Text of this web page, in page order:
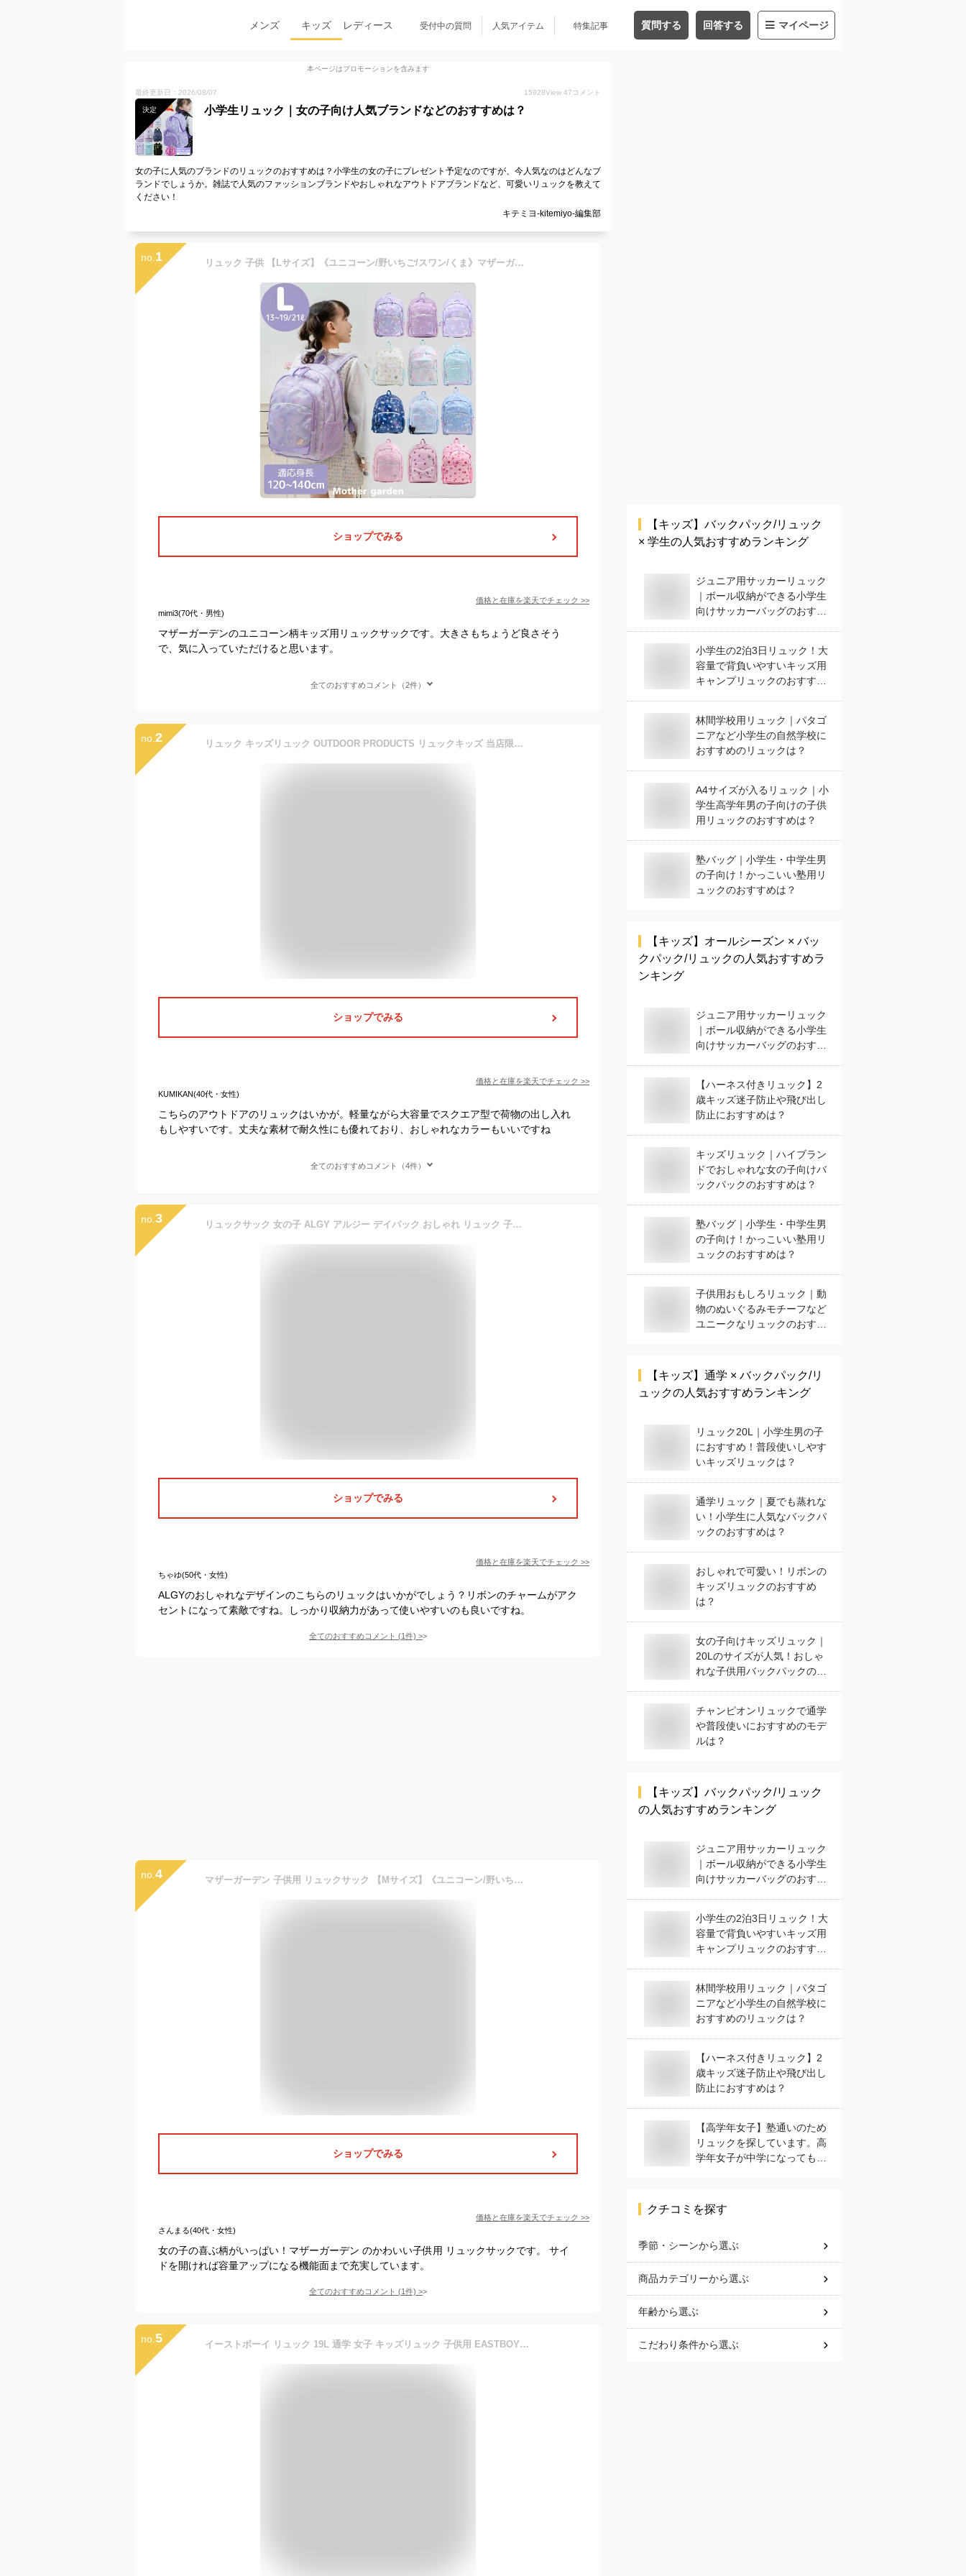
メンズ キッズ レディース 受付中の質問 人気アイテム 特集記事 質問する 回答する マイページ
本ページはプロモーションを含みます
最終更新日：2026/08/07 15928View 47 コメント
決定 小学生リュック｜女の子向け人気ブランドなどのおすすめは？
女の子に人気のブランドのリュックのおすすめは？小学生の女の子にプレゼント予定なのですが、今人気なのはどんなブ
ランドでしょうか。雑誌で人気のファッションブランドやおしゃれなアウトドアブランドなど、可愛いリュックを教えて
ください！
キテミヨ-kitemiyo-編集部
no. 1 リュック 子供 【Lサイズ】《ユニコーン/野いちご/スワン/くま》マザーガーデン キッズ リュックサック 女の子 小学生 ジュニア 遠足 旅行 小学生リュック こども 低学年 高学年 かわいい 女子 A4対応 ジュニアバッグ 通学 プレゼント
ショップでみる
価格と在庫を楽天でチェック >>
mimi3(70代・男性)
マザーガーデンのユニコーン柄キッズ用リュックサックです。大きさもちょうど良さそう
で、気に入っていただけると思います。
全てのおすすめコメント（2件）
no. 2 リュック キッズリュック OUTDOOR PRODUCTS リュックキッズ 当店限定 女の子 男の子 スクエア リュック 女子 男子 おしゃれ かわいい アウトドア プロダクツ リュックサック 軽量 小学生 低学年 高学年 A4フラットファイル 送料無料 返品無料 撥水
ショップでみる
価格と在庫を楽天でチェック >>
KUMIKAN(40代・女性)
こちらのアウトドアのリュックはいかが。軽量ながら大容量でスクエア型で荷物の出し入れ
もしやすいです。丈夫な素材で耐久性にも優れており、おしゃれなカラーもいいですね
全てのおすすめコメント（4件）
no. 3 リュックサック 女の子 ALGY アルジー デイパック おしゃれ リュック 子供 通学 バックパック かばん Lサイズ 17L A4対応
ショップでみる
価格と在庫を楽天でチェック >>
ちゃゆ(50代・女性)
ALGYのおしゃれなデザインのこちらのリュックはいかがでしょう？リボンのチャームがアク
セントになって素敵ですね。しっかり収納力があって使いやすいのも良いですね。
全てのおすすめコメント (1件) >
no. 4 マザーガーデン 子供用 リュックサック 【Mサイズ】《ユニコーン/野いちご/スワン》リュック キッズ 女の子 小学生 リュック サック 小学校 幼稚園 保育園 子供 子ども こども リュック かわいい おしゃれ カバン 通園 通学 プレゼント
ショップでみる
価格と在庫を楽天でチェック >>
さんまる(40代・女性)
女の子の喜ぶ柄がいっぱい！マザーガーデン のかわいい子供用 リュックサックです。 サイ
ドを開ければ容量アップになる機能面まで充実しています。
全てのおすすめコメント (1件) >
no. 5 イーストボーイ リュック 19L 通学 女子 キッズリュック 子供用 EASTBOY eba35 スクール 小学生 中学生 高校生
【キッズ】 バックパック/リュック
× 学生の人気おすすめランキング
ジュニア用サッカーリュック
｜ボール収納ができる小学生
向けサッカーバッグのおすす
小学生の2泊3日リュック！大
容量で背負いやすいキッズ用
キャンプリュックのおすすめ
林間学校用リュック｜パタゴ
ニアなど小学生の自然学校に
おすすめのリュックは？
A4サイズが入るリュック｜小
学生高学年男の子向けの子供
用リュックのおすすめは？
塾バッグ｜小学生・中学生男
の子向け！かっこいい塾用リ
ュックのおすすめは？
【キッズ】 オールシーズン × バッ
クパック/リュックの人気おすすめラ
ンキング
ジュニア用サッカーリュック
｜ボール収納ができる小学生
向けサッカーバッグのおすす
【ハーネス付きリュック】2
歳キッズ迷子防止や飛び出し
防止におすすめは？
キッズリュック｜ハイブラン
ドでおしゃれな女の子向けバ
ックパックのおすすめは？
塾バッグ｜小学生・中学生男
の子向け！かっこいい塾用リ
ュックのおすすめは？
子供用おもしろリュック｜動
物のぬいぐるみモチーフなど
ユニークなリュックのおすす
【キッズ】 通学 × バックパック/リ
ュックの人気おすすめランキング
リュック20L｜小学生男の子
におすすめ！普段使いしやす
いキッズリュックは？
通学リュック｜夏でも蒸れな
い！小学生に人気なバックパ
ックのおすすめは？
おしゃれで可愛い！リボンの
キッズリュックのおすすめ
は？
女の子向けキッズリュック｜
20Lのサイズが人気！おしゃ
れな子供用バックパックのお
チャンピオンリュックで通学
や普段使いにおすすめのモデ
ルは？
【キッズ】 バックパック/リュック
の人気おすすめランキング
ジュニア用サッカーリュック
｜ボール収納ができる小学生
向けサッカーバッグのおすす
小学生の2泊3日リュック！大
容量で背負いやすいキッズ用
キャンプリュックのおすすめ
林間学校用リュック｜パタゴ
ニアなど小学生の自然学校に
おすすめのリュックは？
【ハーネス付きリュック】2
歳キッズ迷子防止や飛び出し
防止におすすめは？
【高学年女子】塾通いのため
リュックを探しています。高
学年女子が中学になっても使
クチコミを探す
季節・シーンから選ぶ
商品カテゴリーから選ぶ
年齢から選ぶ
こだわり条件から選ぶ